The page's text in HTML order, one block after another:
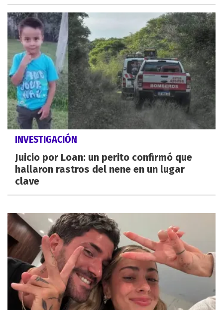
INVESTIGACIÓN
Juicio por Loan: un perito confirmó que
hallaron rastros del nene en un lugar
clave